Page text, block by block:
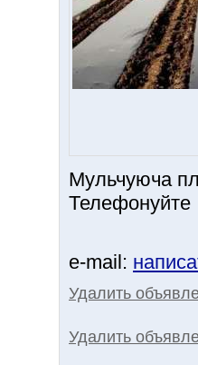
Мульчуюча
Телефонуйте
e-mail:
Удалить
Удалить